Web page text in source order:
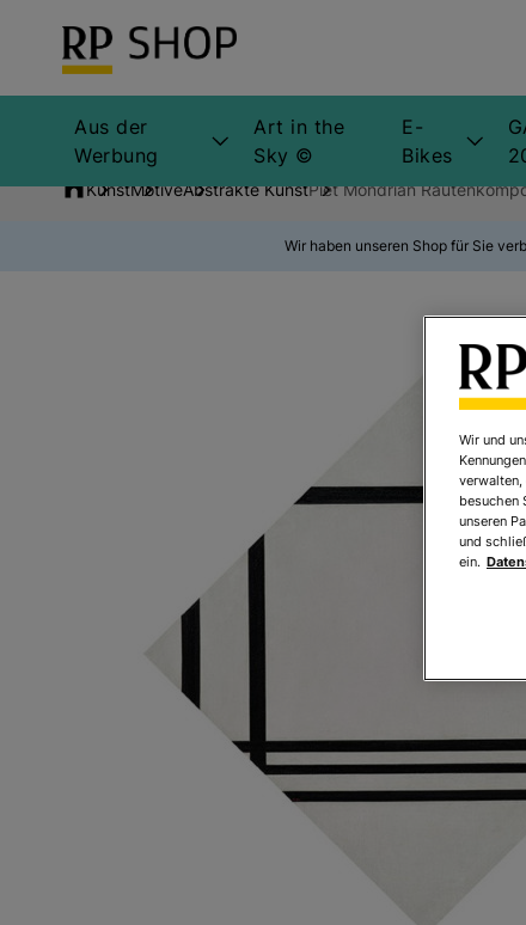
Aus der
Werbung
Art in the
Sky ©
E-
Bikes
KunstMotiveAbstrakte KunstPiet Mondrian
Wir haben unseren Shop für Sie
Wir und
besuchen
unseren
und
ein.